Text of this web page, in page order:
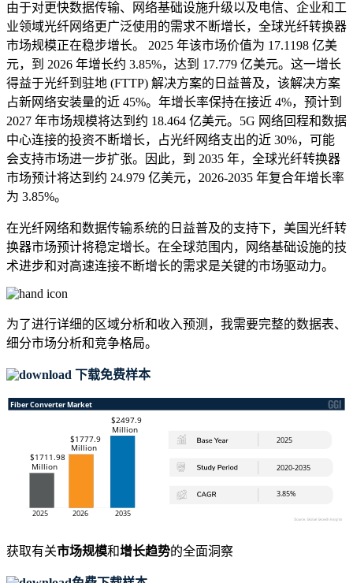
由于对更快数据传输、网络基础设施升级以及电信、企业和工
业领域光纤网络更广泛使用的需求不断增长，全球光纤转换器
市场规模正在稳步增长。 2025 年该市场价值为 17.1198 亿美
元，到 2026 年增长约 3.85%，达到 17.779 亿美元。这一增长
得益于光纤到驻地 (FTTP) 解决方案的日益普及，该解决方案
占新网络安装量的近 45%。年增长率保持在接近 4%，预计到
2027 年市场规模将达到约 18.464 亿美元。5G 网络回程和数据
中心连接的投资不断增长，占光纤网络支出的近 30%，可能
会支持市场进一步扩张。因此，到 2035 年，全球光纤转换器
市场预计将达到约 24.979 亿美元，2026-2035 年复合年增长率
为 3.85%。
在光纤网络和数据传输系统的日益普及的支持下，美国光纤转
换器市场预计将稳定增长。在全球范围内，网络基础设施的技
术进步和对高速连接不断增长的需求是关键的市场驱动力。
为了进行详细的区域分析和收入预测，我需要完整的数据表、
细分市场分析和竞争格局。
下载免费样本
获取有关市场规模和增长趋势的全面洞察